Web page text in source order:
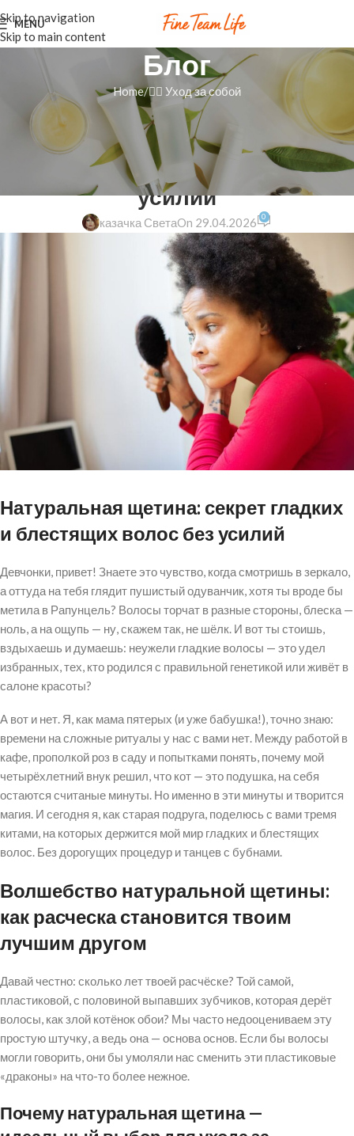
Skip to navigation
Skip to main content
MENU
Блог
Home 💆‍♀️ Уход за собой
💆‍♀️ УХОД ЗА СОБОЙ
Натуральная щетина: секрет
гладких и блестящих волос без
усилий
казачка СветаOn 29.04.2026 0
Натуральная щетина: секрет гладких
и блестящих волос без усилий
Девчонки, привет! Знаете это чувство, когда смотришь в зеркало,
а оттуда на тебя глядит пушистый одуванчик, хотя ты вроде бы
метила в Рапунцель? Волосы торчат в разные стороны, блеска —
ноль, а на ощупь — ну, скажем так, не шёлк. И вот ты стоишь,
вздыхаешь и думаешь: неужели гладкие волосы — это удел
избранных, тех, кто родился с правильной генетикой или живёт в
салоне красоты?
А вот и нет. Я, как мама пятерых (и уже бабушка!), точно знаю:
времени на сложные ритуалы у нас с вами нет. Между работой в
кафе, прополкой роз в саду и попытками понять, почему мой
четырёхлетний внук решил, что кот — это подушка, на себя
остаются считаные минуты. Но именно в эти минуты и творится
магия. И сегодня я, как старая подруга, поделюсь с вами тремя
китами, на которых держится мой мир гладких и блестящих
волос. Без дорогущих процедур и танцев с бубнами.
Волшебство натуральной щетины:
как расческа становится твоим
лучшим другом
Давай честно: сколько лет твоей расчёске? Той самой,
пластиковой, с половиной выпавших зубчиков, которая дерёт
волосы, как злой котёнок обои? Мы часто недооцениваем эту
простую штучку, а ведь она — основа основ. Если бы волосы
могли говорить, они бы умоляли нас сменить эти пластиковые
«драконы» на что-то более нежное.
Почему натуральная щетина —